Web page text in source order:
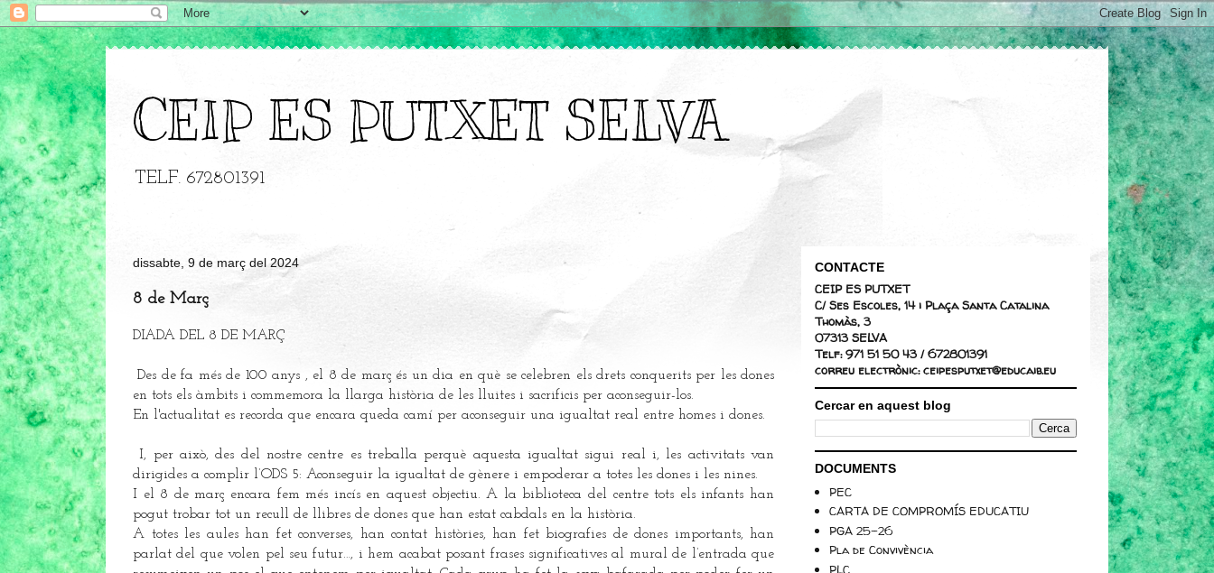
CEIP ES PUTXET SELVA
TELF. 672801391
dissabte, 9 de març del 2024
8 de Març
DIADA DEL 8 DE MARÇ
Des de fa més de 100 anys , el 8 de març és un dia en què se celebren els drets conquerits per les dones
en tots els àmbits i commemora la llarga història de les lluites i sacrificis per aconseguir-los.
En l'actualitat es recorda que encara queda camí per aconseguir una igualtat real entre homes i dones.
I, per això, des del nostre centre es treballa perquè aquesta igualtat sigui real i, les activitats van
dirigides a complir l’ODS 5: Aconseguir la igualtat de gènere i empoderar a totes les dones i les nines.
I el 8 de març encara fem més incís en aquest objectiu. A la biblioteca del centre tots els infants han
pogut trobar tot un recull de llibres de dones que han estat cabdals en la història.
A totes les aules han fet converses, han contat històries, han fet biografies de dones importants, han
parlat del que volen pel seu futur…, i hem acabat posant frases significatives al mural de l’entrada que
CONTACTE
CEIP ES PUTXET
C/ Ses Escoles, 14 i Plaça Santa Catalina
Thomàs, 3
07313 SELVA
Telf: 971 51 50 43 / 672801391
correu electrònic: ceipesputxet@educaib.eu
Cercar en aquest blog
DOCUMENTS
PEC
CARTA DE COMPROMÍS EDUCATIU
PGA 25-26
Pla de Convivència
PLC